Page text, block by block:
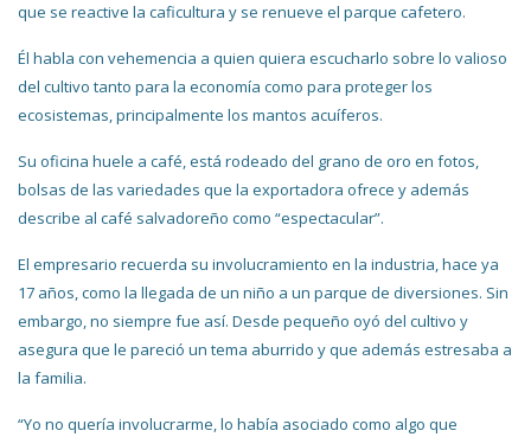
que se reactive la caficultura y se renueve el parque cafetero.
Él habla con vehemencia a quien quiera escucharlo sobre lo valioso
del cultivo tanto para la economía como para proteger los
ecosistemas, principalmente los mantos acuíferos.
Su oficina huele a café, está rodeado del grano de oro en fotos,
bolsas de las variedades que la exportadora ofrece y además
describe al café salvadoreño como “espectacular”.
El empresario recuerda su involucramiento en la industria, hace ya
17 años, como la llegada de un niño a un parque de diversiones. Sin
embargo, no siempre fue así. Desde pequeño oyó del cultivo y
asegura que le pareció un tema aburrido y que además estresaba a
la familia.
“Yo no quería involucrarme, lo había asociado como algo que